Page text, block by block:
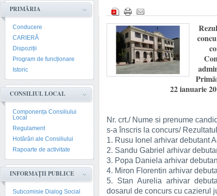
PRIMĂRIA
Conducere
CARIERĂ
Dispoziții
Program de funcționare
Istoric
CONSILIUL LOCAL
Componența Consiliului
Local
Regulament
Hotărâri ale Consiliului
Rapoarte de activitate
INFORMAȚII PUBLICE
Subcomisie Dialog Social
22 ianuarie
Nr. crt./ Nume si prenume
s-a înscris la concurs/
1. Rusu Ionel arhivar debutant
2. Sandu Gabriel arhivar
3. Popa Daniela arhivar
4. Miron Florentin arhivar
5. Stan Aurelia arhivar
dosarul de concurs cu cazierul